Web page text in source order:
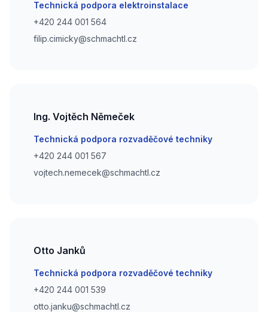
Email
Technická podpora elektroinstalace
Phone number
+420 244 001 564
Phone number
filip.cimicky@schmachtl.cz
Ing. Vojtěch Němeček
Email
Technická podpora rozvaděčové techniky
Phone number
+420 244 001 567
Phone number
vojtech.nemecek@schmachtl.cz
Otto Janků
Email
Technická podpora rozvaděčové techniky
Phone number
+420 244 001 539
Phone number
otto.janku@schmachtl.cz